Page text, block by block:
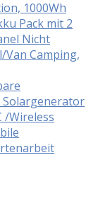
1000Wh
Pack mit 2
Nicht
Camping,
Solargenerator
/Wireless